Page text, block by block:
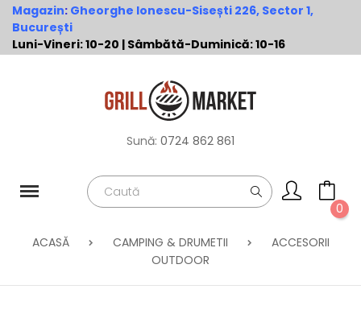
Magazin: Gheorghe Ionescu-Sisești 226, Sector 1,
București
Luni-Vineri: 10-20 | Sâmbătă-Duminică: 10-16
Sună: 0724 862 861
0
ACASĂ CAMPING & DRUMETII
ACCESORII
OUTDOOR